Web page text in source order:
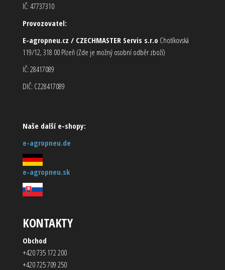
IČ: 47737310
Provozovatel:
E-agropneu.cz / CZECHMASTER Servis s.r.o Chotíkovská
119/12, 318 00 Plzeň (Zde je možný osobní odběr zboží)
IČ: 28417089
DIČ: CZ28417089
Naše další e-shopy:
e-agropneu.de
e-agropneu.sk
KONTAKTY
Obchod
+420 735 172 200
+420 725 709 250